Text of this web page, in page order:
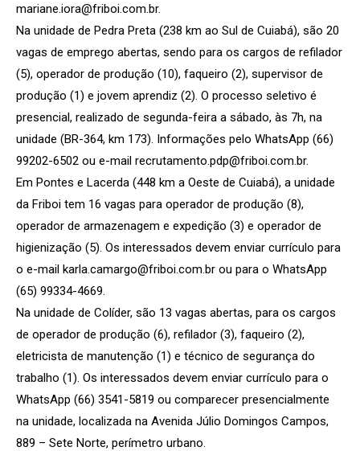
mariane.iora@friboi.com.br.
Na unidade de Pedra Preta (238 km ao Sul de Cuiabá), são 20
vagas de emprego abertas, sendo para os cargos de refilador
(5), operador de produção (10), faqueiro (2), supervisor de
produção (1) e jovem aprendiz (2). O processo seletivo é
presencial, realizado de segunda-feira a sábado, às 7h, na
unidade (BR-364, km 173). Informações pelo WhatsApp (66)
99202-6502 ou e-mail recrutamento.pdp@friboi.com.br.
Em Pontes e Lacerda (448 km a Oeste de Cuiabá), a unidade
da Friboi tem 16 vagas para operador de produção (8),
operador de armazenagem e expedição (3) e operador de
higienização (5). Os interessados devem enviar currículo para
o e-mail karla.camargo@friboi.com.br ou para o WhatsApp
(65) 99334-4669.
Na unidade de Colíder, são 13 vagas abertas, para os cargos
de operador de produção (6), refilador (3), faqueiro (2),
eletricista de manutenção (1) e técnico de segurança do
trabalho (1). Os interessados devem enviar currículo para o
WhatsApp (66) 3541-5819 ou comparecer presencialmente
na unidade, localizada na Avenida Júlio Domingos Campos,
889 – Sete Norte, perímetro urbano.